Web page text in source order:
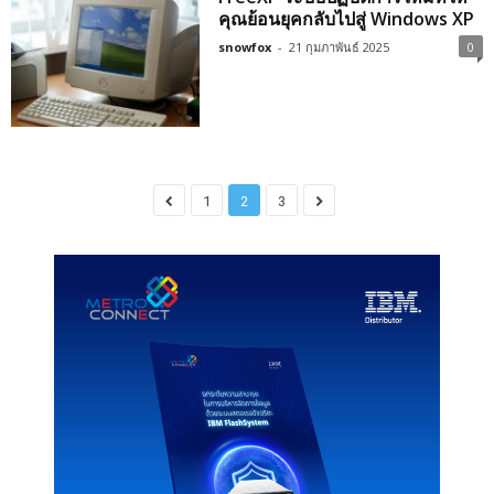
คุณย้อนยุคกลับไปสู่ Windows XP
snowfox - 21 กุมภาพันธ์ 2025 0
1 2 3